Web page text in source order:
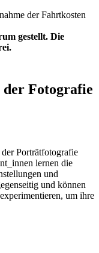
der Fahrtkosten
gestellt. Die
der Fotografie
Porträtfotografie
lernen die
und
und können
um ihre